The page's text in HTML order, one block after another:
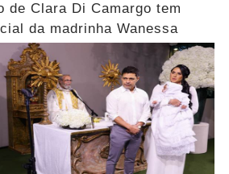
de Clara Di Camargo tem
da madrinha Wanessa